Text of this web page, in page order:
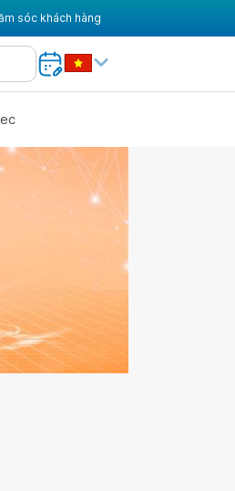
sóc khách hàng